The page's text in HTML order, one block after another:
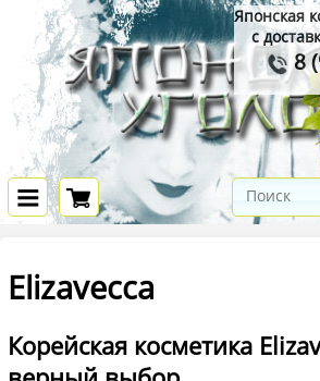
Японская
с
8
Elizavecca
Корейская косметика